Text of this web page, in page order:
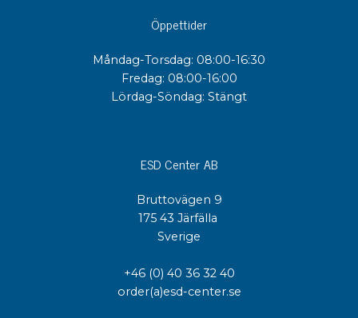
Öppettider
Måndag-Torsdag: 08:00-16:30
Fredag: 08:00-16:00
Lördag-Söndag: Stängt
ESD Center AB
Bruttovägen 9
175 43 Järfälla
Sverige
+46 (0) 40 36 32 40
order(a)esd-center.se